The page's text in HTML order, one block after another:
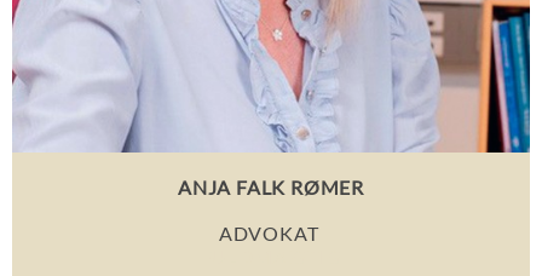
ANJA FALK RØMER
ADVOKAT